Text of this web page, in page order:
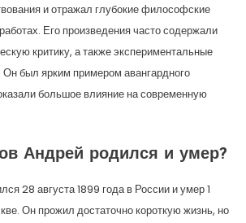
и отражал глубокие философские
Его произведения часто содержали
критику, а также экспериментальные
был ярким примером авангардного
большое влияние на современную
Андрей родился и умер?
28 августа 1899 года в России и умер 1
Он прожил достаточно короткую жизнь, но